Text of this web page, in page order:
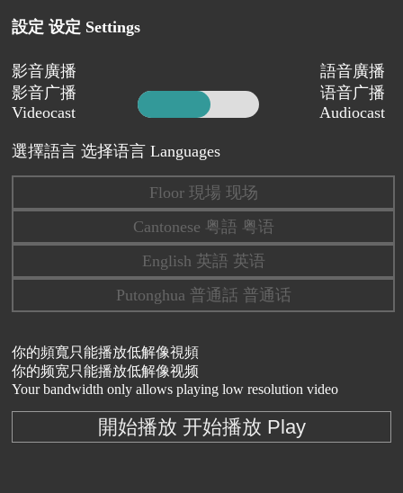
設定 设定 Settings
影音廣播
影音广播
Videocast
語音廣播
语音广播
Audiocast
選擇語言 选择语言 Languages
Floor 現場 现场
Cantonese 粤語 粤语
English 英語 英语
Putonghua 普通話 普通话
你的頻寬只能播放低解像視頻
你的频宽只能播放低解像视频
Your bandwidth only allows playing low resolution video
開始播放 开始播放 Play